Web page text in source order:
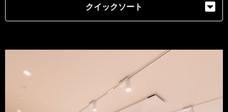
クイックソート